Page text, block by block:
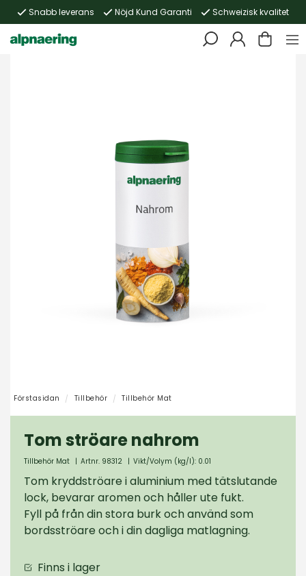
Snabb leverans Nöjd Kund Garanti Schweizisk kvalitet
Förstasidan Tillbehör Tillbehör Mat
Tom ströare nahrom
Tillbehör Mat | Artnr. 98312 | Vikt/Volym (kg/l): 0.01
Tom kryddströare i aluminium med tätslutande
lock, bevarar aromen och håller ute fukt.
Fyll på från din stora burk och använd som
bordsströare och i din dagliga matlagning.
Finns i lager